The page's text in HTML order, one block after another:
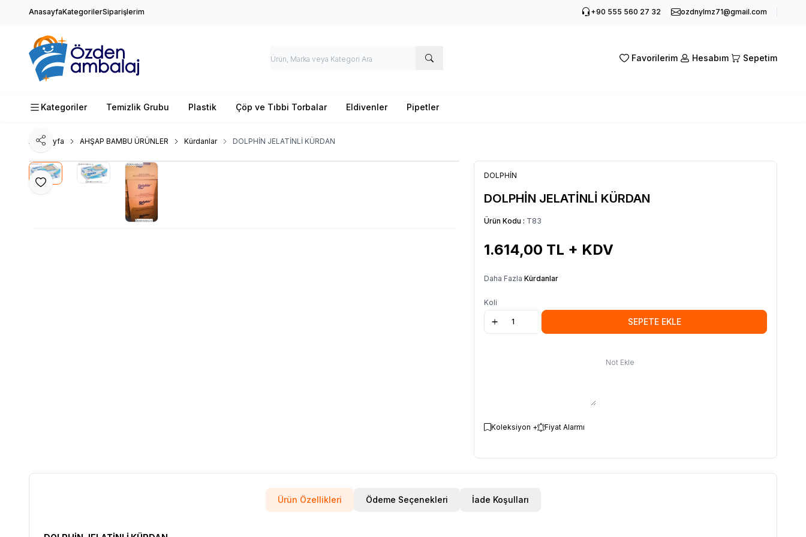
AnasayfaKategorilerSiparişlerim +90 555 560 27 32 ozdnylmz71@gmail.com
Favorilerim Hesabım Sepetim
Kategoriler Temizlik Grubu Plastik Çöp ve Tıbbi Torbalar Eldivenler Pipetler
Ana Sayfa AHŞAP BAMBU ÜRÜNLER Kürdanlar DOLPHİN JELATİNLİ KÜRDAN
Favoriye Ekle
Paylaş
DOLPHİN
DOLPHİN JELATİNLİ KÜRDAN
Ürün Kodu : T83
1.614,00 TL + KDV
Daha Fazla Kürdanlar
Koli
SEPETE EKLE
Not Ekle
Koleksiyon + Fiyat Alarmı
Ürün Özellikleri Ödeme Seçenekleri İade Koşulları